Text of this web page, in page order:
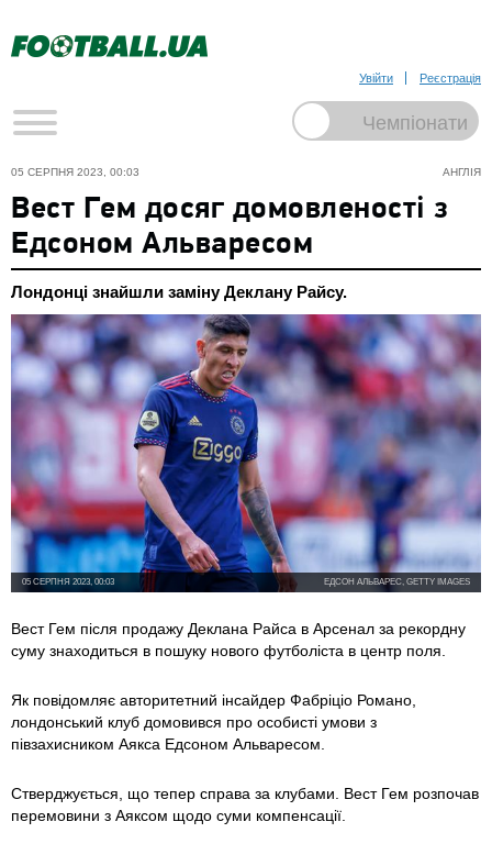
Увійти Реєстрація
АНГЛІЯ
05 СЕРПНЯ 2023, 00:03
Вест Гем досяг домовленості з
Едсоном Альваресом
Лондонці знайшли заміну Деклану Райсу.
ЕДСОН АЛЬВАРЕС, GETTY IMAGES
05 СЕРПНЯ 2023, 00:03
Вест Гем після продажу Деклана Райса в Арсенал за рекордну
суму знаходиться в пошуку нового футболіста в центр поля.
Як повідомляє авторитетний інсайдер Фабріціо Романо,
лондонський клуб домовився про особисті умови з
півзахисником Аякса Едсоном Альваресом.
Стверджується, що тепер справа за клубами. Вест Гем розпочав
перемовини з Аяксом щодо суми компенсації.